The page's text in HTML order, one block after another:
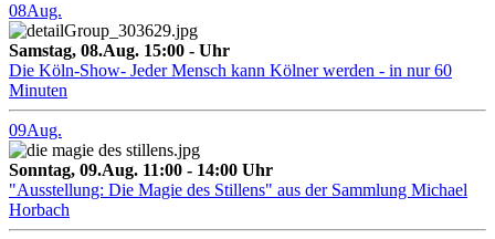
08Aug.
Samstag, 08.Aug. 15:00 - Uhr
Die Köln-Show- Jeder Mensch kann Kölner werden - in nur 60
Minuten
09Aug.
Sonntag, 09.Aug. 11:00 - 14:00 Uhr
"Ausstellung: Die Magie des Stillens" aus der Sammlung Michael
Horbach